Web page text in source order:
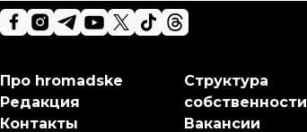
Про hromadske
Редакция
Контакты
Структура
собственности
Вакансии